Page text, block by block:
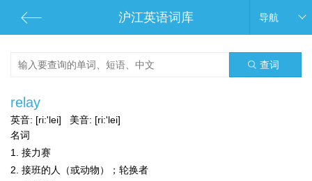
沪江英语词库 导航
查词
relay
英音: [ri:'lei] 美音: [ri:'lei]
名词
1. 接力赛
2. 接班的人（或动物）；轮换者